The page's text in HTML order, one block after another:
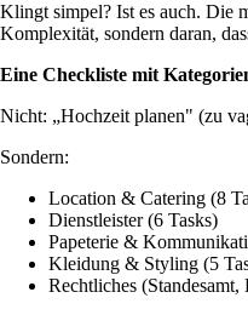
Klingt simpel? Ist es auch. Die
Komplexität, sondern daran,
Eine Checkliste mit
Nicht: „Hochzeit planen" (zu
Sondern:
Location & Catering (8
Dienstleister (6 Tasks)
Papeterie &
Kleidung & Styling (5
Rechtliches